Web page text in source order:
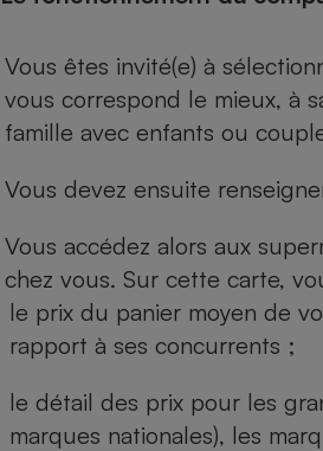
Vous êtes invité(e) à
vous correspond le mieux, à
famille avec enfants ou
Vous devez ensuite
Vous accédez alors aux
chez vous. Sur cette carte,
le prix du panier moyen de
rapport à ses concurrents ;
le détail des prix pour les
marques nationales), les